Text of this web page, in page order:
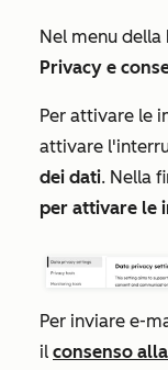
Nel menu della
Privacy e
Per attivare le
attivare
dei dati. Nella
per attivare le
Per inviare e-
il consenso